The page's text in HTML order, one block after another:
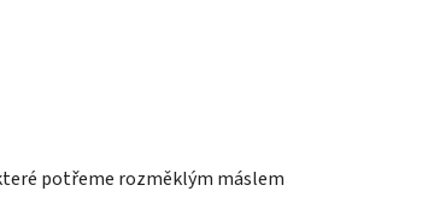
potřeme rozměklým máslem